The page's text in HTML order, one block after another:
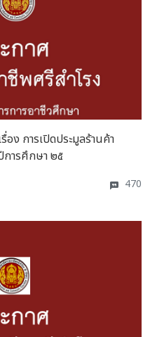
อง การเปิดประมูลร้านค้า
การศึกษา ๒๕
470